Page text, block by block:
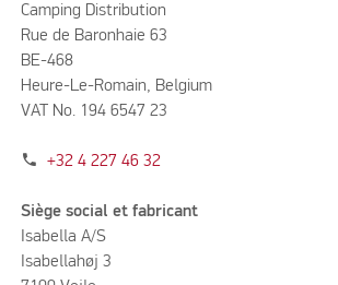
Camping Distribution
Rue de Baronhaie 63
BE-468
Heure-Le-Romain, Belgium
VAT No. 194 6547 23
phone +32 4 227 46 32
Siège social et fabricant
Isabella A/S
Isabellahøj 3